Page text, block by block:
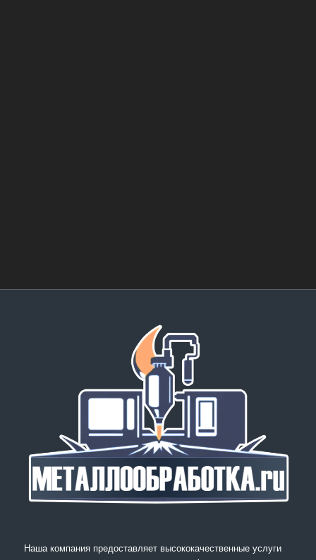
Наша компания предоставляет высококачественные услуги